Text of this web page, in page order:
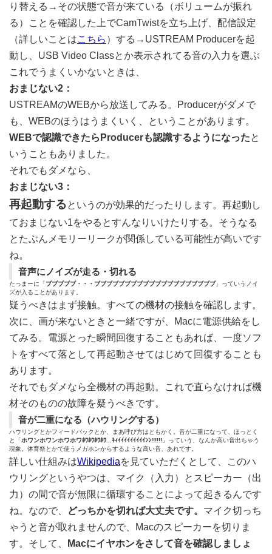
り替える→その状態で音が来ている（ボリュームが振れ
る）ことを確認した上でCamTwistを立ち上げ、配信設定
（詳しいことはこちら ）する→USTREAM Producerを起
動し、USB Video Classとか表示されてる音の入力を選ぶ
これでうまくいかないときは、
おまじない2：
USTREAMのWEBから放送してみる。Producerがダメで
も、WEBのほうはうまくいく、ということがあります。
WEBで認識できたらProducerも認識するようになったと
いうこともありました。
それでもダメなら、
おまじない3：
再起動するというのが効果的だったりします。再起動し
ておまじない1をやるとすんなりいけたりする。そうなる
とたぶんメモリーリークが関係している可能性が高いです
ね。
音声にノイズが走る・切れる
たっまーに「ブブブブブ・・・ブブブブブブブブブブブブブブブブブブブブ」っていうノイ
ズが入ることがあります。
疑うべきはまず接触。すべての機材の接触を確認します。
次に、画が来ないときと一緒ですが、Macに電源供給をし
てみる。電源とった瞬間回復することもあれば、一度ソフ
トをすべて落として再起動させてはじめて回復することも
あります。
それでもダメなら全機材の再起動。これで直らなければ機
材そのものの故障を疑うべきです。
音が二重になる（ハウリングする）
ハウリングとかフィードバックとか、まあ呼び方はともかく。音が二重になって、ほっとく
と「ホワンホワンホワホワﾎﾜﾎﾜﾎﾜﾎﾜ...ｷｨｲｲｲｲｲｲｲｲｲﾝﾝ!!!!!! 」っていう、なんか高い音出ちゃう
現象。体育祭とかで使うメガホンからするような高い音、あれです。
詳しい仕組みはWikipediaを見ていただくとして、このハ
ウリングというやつは、マイク（入力）とスピーカー（出
力）の間で音が無限に循環することによって起きるんです
ね。なので、
どっちかを切れば大丈夫です。 マイク切っち
ゃうと音が取れませんので、Macのスピーカーを切りま
す。そして、
Macにイヤホンをさして音を確認しましょ